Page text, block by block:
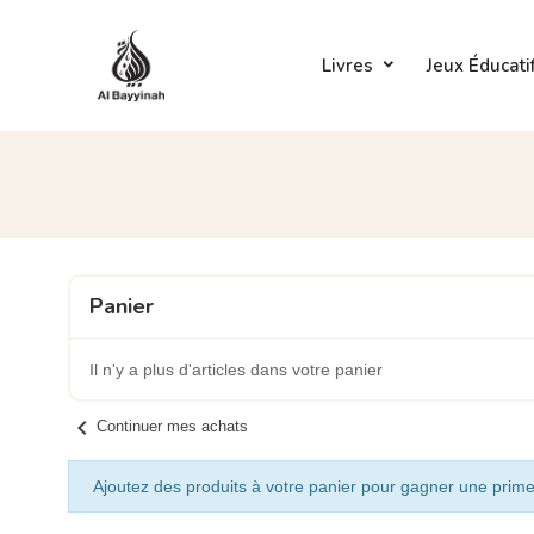
Livres Jeux
Panier
Il n'y a plus d'articles dans votre panier
chevron_left Continuer mes achats
Ajoutez des produits à votre panier pour gagner une